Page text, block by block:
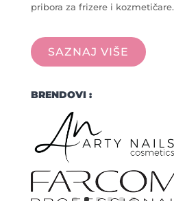
pribora za frizere i kozmetičare.
SAZNAJ VIŠE
BRENDOVI :